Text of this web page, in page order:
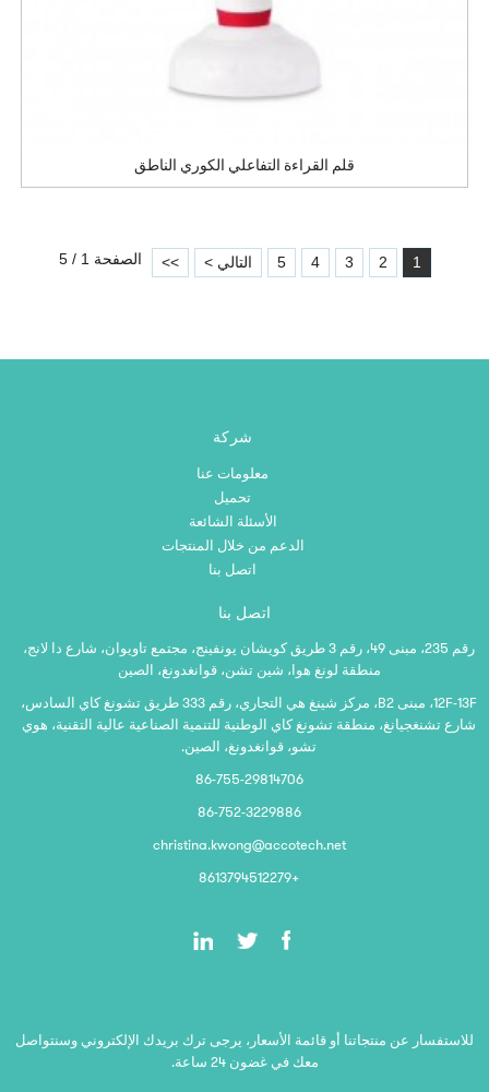
قلم القراءة التفاعلي الكوري الناطق
1
2
3
4
5 التالي > >> الصفحة 1 / 5
شركة
معلومات عنا
تحميل
الأسئلة الشائعة
الدعم من خلال المنتجات
اتصل بنا
اتصل بنا
رقم 235، مبنى 49، رقم 3 طريق كويشان يونفينج، مجتمع تاويوان، شارع دا لانج،
منطقة لونغ هوا، شين تشن، قوانغدونغ، الصين
12F-13F، مبنى B2، مركز شينغ هي التجاري، رقم 333 طريق تشونغ كاي السادس،
شارع تشنغجيانغ، منطقة تشونغ كاي الوطنية للتنمية الصناعية عالية التقنية، هوي
تشو، قوانغدونغ، الصين.
86-755-29814706
86-752-3229886
christina.kwong@accotech.net
+8613794512279
للاستفسار عن منتجاتنا أو قائمة الأسعار، يرجى ترك بريدك الإلكتروني وسنتواصل
معك في غضون 24 ساعة.